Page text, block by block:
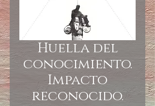
Huella del
conocimiento.
Impacto
reconocido.